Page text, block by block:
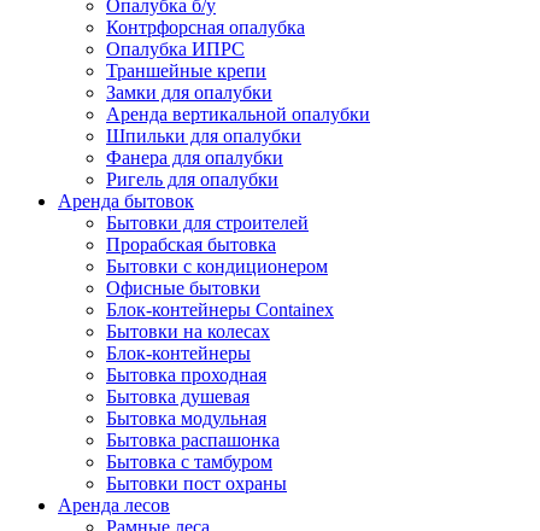
Опалубка б/у
Контрфорсная опалубка
Опалубка ИПРС
Траншейные крепи
Замки для опалубки
Аренда вертикальной опалубки
Шпильки для опалубки
Фанера для опалубки
Ригель для опалубки
Аренда бытовок
Бытовки для строителей
Прорабская бытовка
Бытовки с кондиционером
Офисные бытовки
Блок-контейнеры Containex
Бытовки на колесах
Блок-контейнеры
Бытовка проходная
Бытовка душевая
Бытовка модульная
Бытовка распашонка
Бытовка с тамбуром
Бытовки пост охраны
Аренда лесов
Рамные леса